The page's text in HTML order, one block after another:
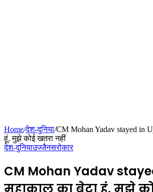
Home/देश-दुनिया/CM Mohan Yadav stayed in
हूं, मुझे कोई खतरा नहीं
देश-दुनियाउज्जैनसरोकार
CM Mohan Yadav